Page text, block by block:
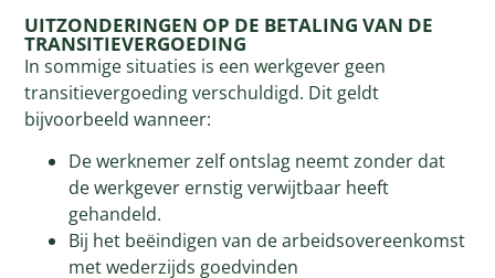
UITZONDERINGEN OP DE BETALING VAN DE
TRANSITIEVERGOEDING
In sommige situaties is een werkgever geen
transitievergoeding verschuldigd. Dit geldt
bijvoorbeeld wanneer:
De werknemer zelf ontslag neemt zonder dat
de werkgever ernstig verwijtbaar heeft
gehandeld.
Bij het beëindigen van de arbeidsovereenkomst
met wederzijds goedvinden